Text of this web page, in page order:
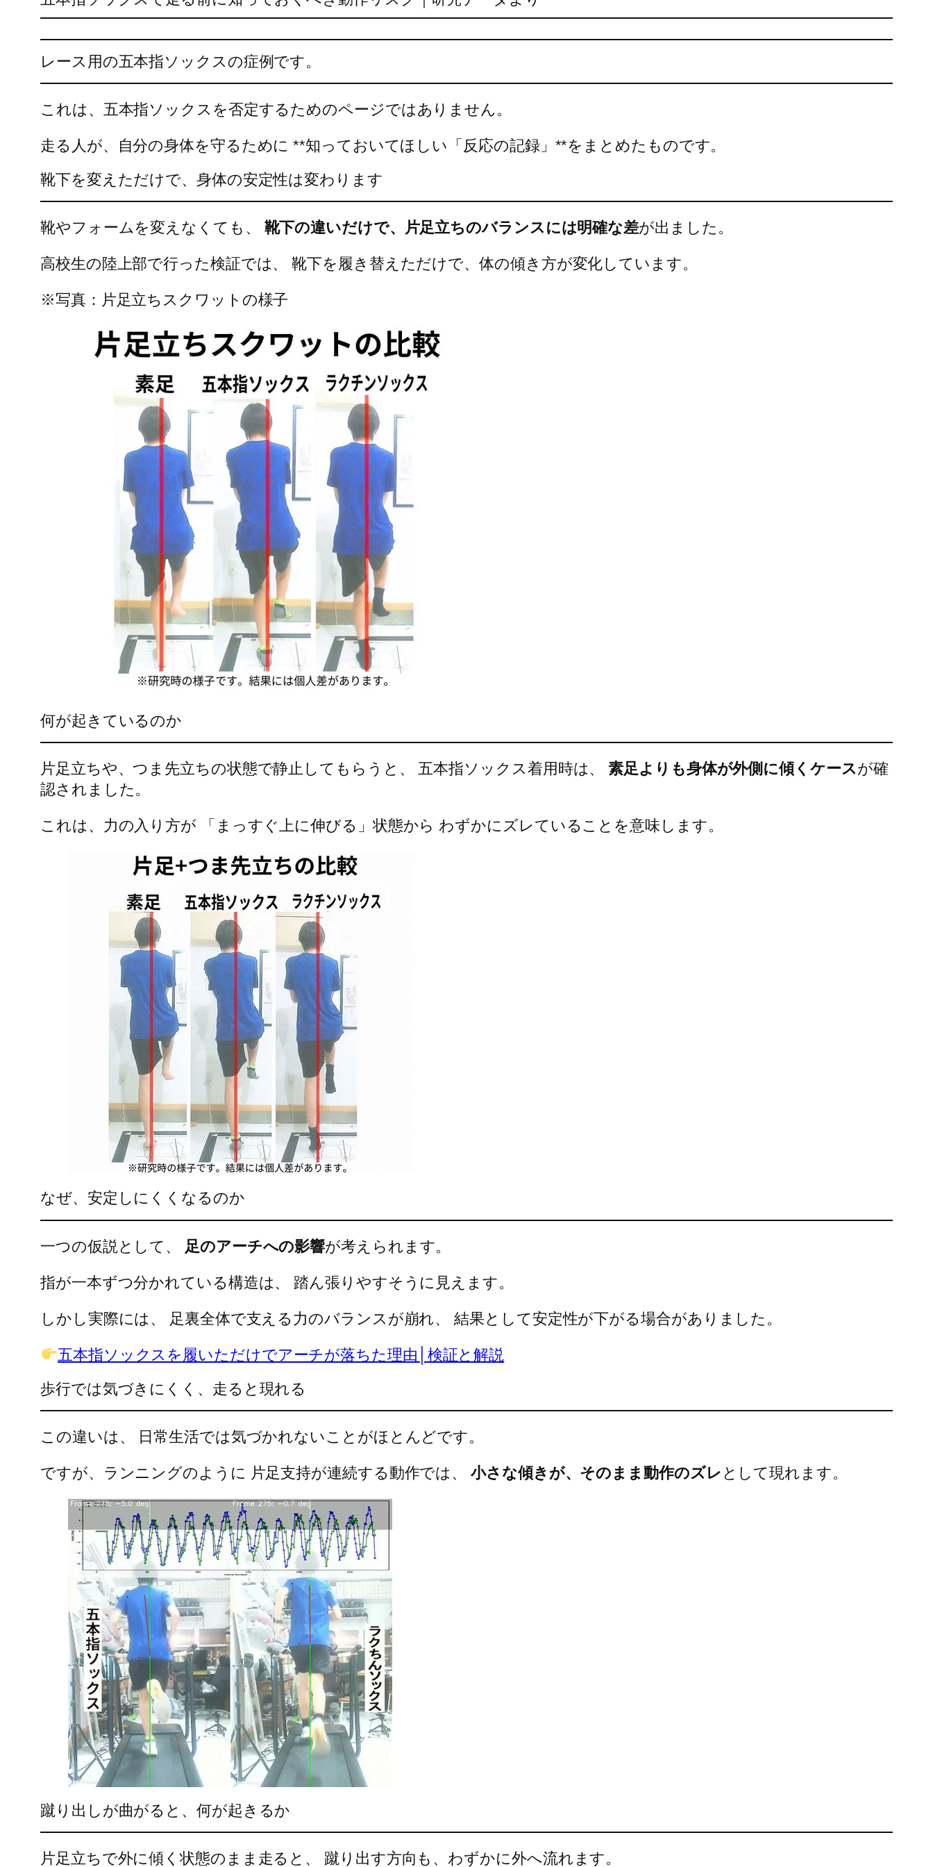
レース用の五本指ソックスの症例です。
これは、五本指ソックスを否定するためのページではありません。
走る人が、自分の身体を守るために **知っておいてほしい「反応の記録」**をまとめたものです。
靴下を変えただけで、身体の安定性は変わります
靴やフォームを変えなくても、 靴下の違いだけで、片足立ちのバランスには明確な差が出ました。
高校生の陸上部で行った検証では、 靴下を履き替えただけで、体の傾き方が変化しています。
※写真：片足立ちスクワットの様子
何が起きているのか
片足立ちや、つま先立ちの状態で静止してもらうと、 五本指ソックス着用時は、素足よりも身体が外側に傾くケースが確
認されました。
これは、力の入り方が 「まっすぐ上に伸びる」状態から わずかにズレていることを意味します。
なぜ、安定しにくくなるのか
一つの仮説として、 足のアーチへの影響が考えられます。
指が一本ずつ分かれている構造は、 踏ん張りやすそうに見えます。
しかし実際には、 足裏全体で支える力のバランスが崩れ、 結果として安定性が下がる場合がありました。
五本指ソックスを履いただけでアーチが落ちた理由│検証と解説
歩行では気づきにくく、走ると現れる
この違いは、 日常生活では気づかれないことがほとんどです。
ですが、ランニングのように 片足支持が連続する動作では、小さな傾きが、そのまま動作のズレ として現れます。
蹴り出しが曲がると、何が起きるか
片足立ちで外に傾く状態のまま走ると、 蹴り出す方向も、わずかに外へ流れます。